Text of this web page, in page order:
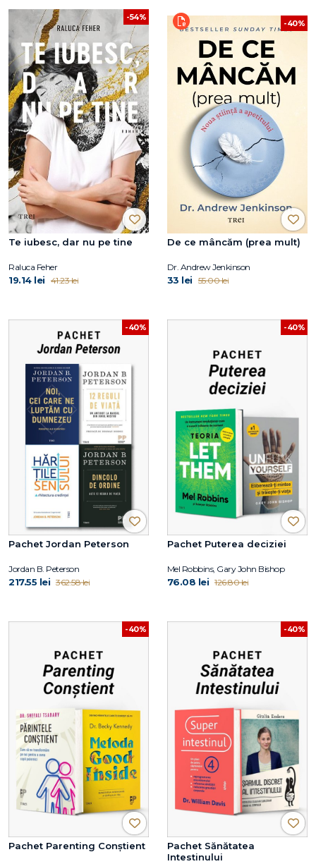
-54%
Te iubesc, dar nu pe tine
Raluca Feher
19.14 lei 41.23 lei
-40%
De ce mâncăm (prea mult)
Dr. Andrew Jenkinson
33 lei 55.00 lei
-40%
Pachet Jordan Peterson
Jordan B. Peterson
217.55 lei 362.58 lei
-40%
Pachet Puterea deciziei
Mel Robbins, Gary John Bishop
76.08 lei 126.80 lei
-40%
Pachet Parenting Conștient
-40%
Pachet Sănătatea
Intestinului